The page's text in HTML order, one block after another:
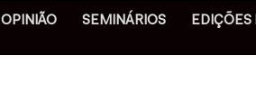
OPINIÃO SEMINÁRIOS EDIÇÕES